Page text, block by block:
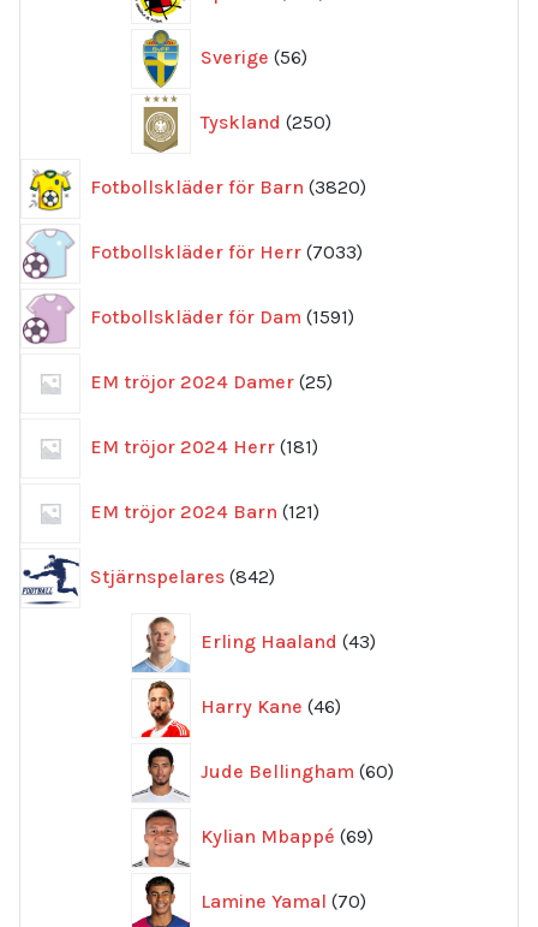
produkter
Sverige 56
produkter
Tyskland 250
produkter
Fotbollskläder för Barn 3820
produkter
Fotbollskläder för Herr 7033
produkter
Fotbollskläder för Dam 1591
produkter
EM tröjor 2024 Damer 25
produkter
EM tröjor 2024 Herr 181
produkter
EM tröjor 2024 Barn 121
produkter
Stjärnspelares 842
produkter
Erling Haaland 43
produkter
Harry Kane 46
produkter
Jude Bellingham 60
produkter
Kylian Mbappé 69
produkter
Lamine Yamal 70
produkter